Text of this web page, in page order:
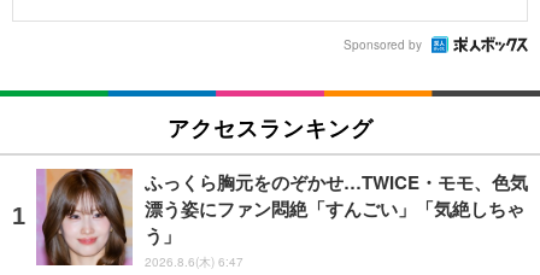
Sponsored by
アクセスランキング
ふっくら胸元をのぞかせ…TWICE・モモ、色気
漂う姿にファン悶絶「すんごい」「気絶しちゃ
う」
2026.8.6(木) 6:47